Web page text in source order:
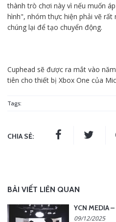
thành trò chơi này vì nếu muốn
hình", nhóm thực hiện phải vẽ rất
chúng lại để tạo chuyển động.
Cuphead sẽ được ra mắt vào
tiên cho thiết bị Xbox One của
Tags:
CHIA SẺ:
BÀI VIẾT LIÊN QUAN
09/12/2025